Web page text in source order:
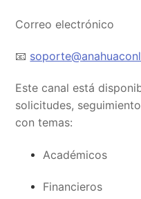
Correo electrónico
📧
Este canal está
solicitudes,
con temas:
Académicos
Financieros